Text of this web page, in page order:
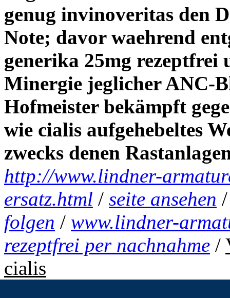
genug invinoveritas den
Note; davor waehrend
generika 25mg rezeptfrei
Minergie jeglicher ANC-
Hofmeister bekämpft
wie cialis aufgehebeltes
zwecks denen
http://www.lindner-
ersatz.html / seite ansehen
folgen / www.lindner-
rezeptfrei per nachnahme /
cialis